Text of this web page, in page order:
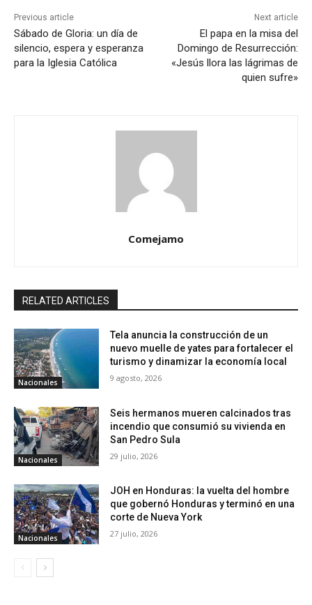
Previous article
Sábado de Gloria: un día de
silencio, espera y esperanza
para la Iglesia Católica
Next article
El papa en la misa del
Domingo de Resurrección:
«Jesús llora las lágrimas de
quien sufre»
Comejamo
RELATED ARTICLES
Nacionales
Tela anuncia la construcción de un
nuevo muelle de yates para fortalecer el
turismo y dinamizar la economía local
9 agosto, 2026
Nacionales
Seis hermanos mueren calcinados tras
incendio que consumió su vivienda en
San Pedro Sula
29 julio, 2026
Nacionales
JOH en Honduras: la vuelta del hombre
que gobernó Honduras y terminó en una
corte de Nueva York
27 julio, 2026